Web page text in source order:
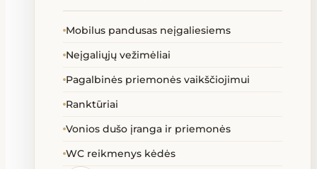
Mobilus pandusas neįgaliesiems
Neįgaliųjų vežimėliai
Pagalbinės priemonės vaikščiojimui
Ranktūriai
Vonios dušo įranga ir priemonės
WC reikmenys kėdės